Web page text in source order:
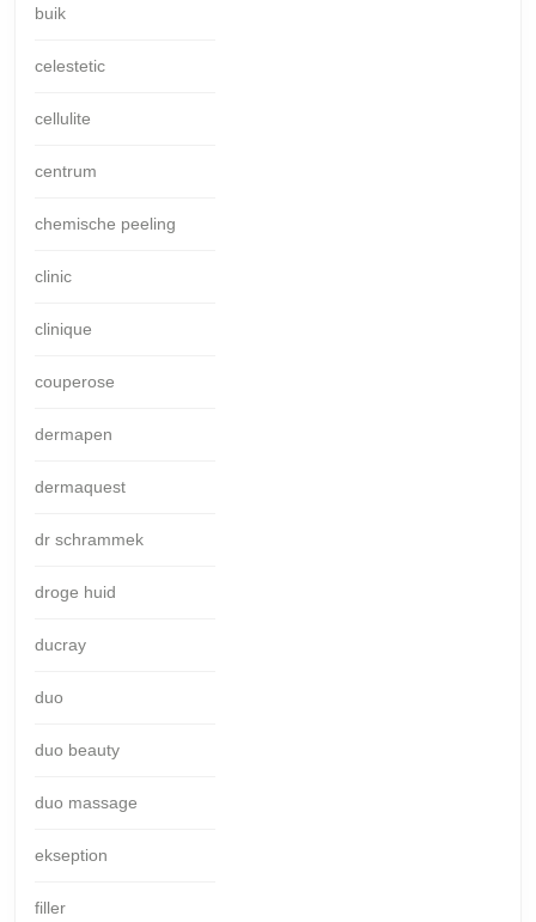
buik
celestetic
cellulite
centrum
chemische peeling
clinic
clinique
couperose
dermapen
dermaquest
dr schrammek
droge huid
ducray
duo
duo beauty
duo massage
ekseption
filler